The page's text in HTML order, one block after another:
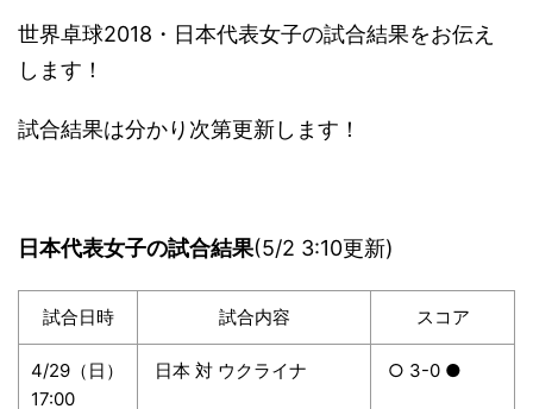
世界卓球2018・日本代表女子の試合結果をお伝え
します！
試合結果は分かり次第更新します！
日本代表女子の試合結果(5/2 3:10更新)
試合日時 試合内容 スコア
4/29（日）
17:00
日本 対 ウクライナ ○ 3-0 ●